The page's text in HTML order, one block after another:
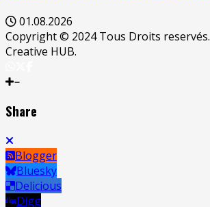
01.08.2026
Copyright © 2024 Tous Droits reservés.
Creative HUB.
Share
Blogger
Bluesky
Delicious
Digg